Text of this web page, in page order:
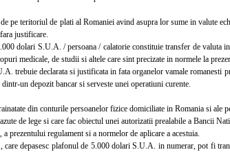
pe teritoriul de plati al Romaniei avind asupra lor sume in valute
justificare.
dolari S.U.A. / persoana / calatorie constituie transfer de valuta
medicale, de studii si altele care sint precizate in normele la
trebuie declarata si justificata in fata organelor vamale romanesti
un depozit bancar si serveste unei operatiuni curente.
din conturile persoanelor fizice domiciliate in Romania si ale
de lege si care fac obiectul unei autorizatii prealabile a Bancii
prezentului regulament si a normelor de aplicare a acestuia.
depasesc plafonul de 5.000 dolari S.U.A. in numerar, pot fi